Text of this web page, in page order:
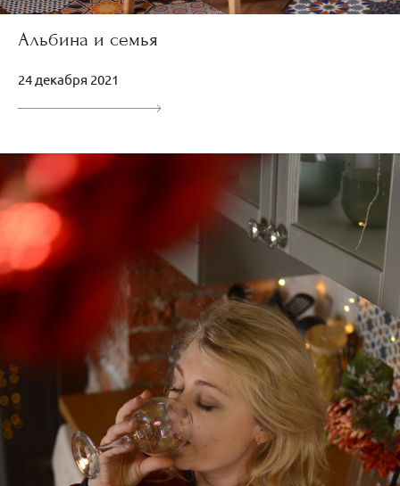
Альбина и семья
24 декабря 2021